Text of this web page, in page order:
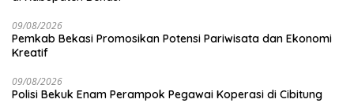
09/08/2026
Pemkab Bekasi Promosikan Potensi Pariwisata dan Ekonomi
Kreatif
09/08/2026
Polisi Bekuk Enam Perampok Pegawai Koperasi di Cibitung